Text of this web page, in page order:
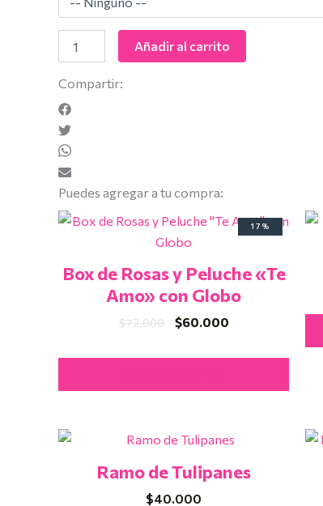
Añadir al carrito
Compartir:
Puedes agregar a tu compra:
17%
Box de Rosas y Peluche «Te
Amo» con Globo
$72.000
El
original
era:
$72.000.
$60.000
El
precio
es:
$60.000.
Ramo de Tulipanes
$40.000